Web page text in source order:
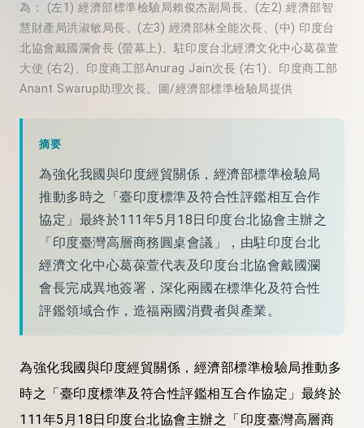
為： (左1) 經濟部標準檢驗局賴俊杰副局長、(左2) 經濟部智
慧財產局洪淑敏局長、(左3) 經濟部林全能次長、(中) 印度台
北協會戴國瀾會長 (螢幕上)、駐印度台北經濟文化中心葛葆萱
大使 (右2)、印度商工部Anurag Jain次長 (右1)、印度商工部
Anant Swarup助理次長。圖/經濟部標準檢驗局提供
摘要
為強化我國與印度經貿關係，經濟部標準檢驗局
推動多時之「臺印度標準及符合性評鑑相互合作
協定」最終於111年5月18日印度台北協會主辦之
「印度臺灣高層商務圓桌會議」，由駐印度台北
經濟文化中心葛葆萱代表及印度台北協會戴國瀾
會長完成異地簽署，深化兩國在標準化及符合性
評鑑領域合作，造福兩國消費者與產業。
為強化我國與印度經貿關係，經濟部標準檢驗局推動多
時之「臺印度標準及符合性評鑑相互合作協定」最終於
111年5月18日印度台北協會主辦之「印度臺灣高層商